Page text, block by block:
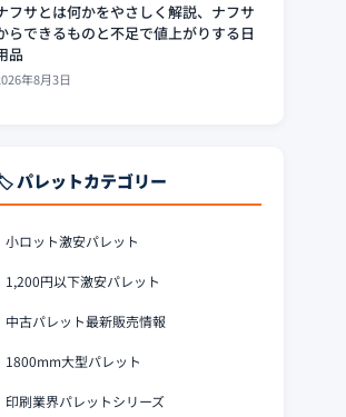
フサとは何かをやさしく解説、ナフサ
らできるものと不足で値上がりする日
品
年8月3日
パレットカテゴリー
小ロット激安パレット
1,200円以下激安パレット
中古パレット最新販売情報
1800mm大型パレット
印刷業界パレットシリーズ